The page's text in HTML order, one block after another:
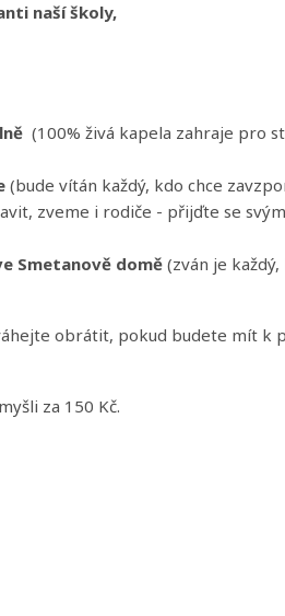
naší školy,
(100% živá kapela zahraje pro
(bude vítán každý, kdo chce
zveme i rodiče - přijďte se
Smetanově domě(zván je
obrátit, pokud budete mít k
za 150 Kč.